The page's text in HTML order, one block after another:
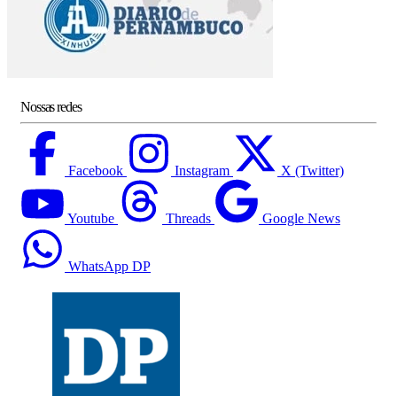
Nossas redes
Facebook Instagram X (Twitter)
Youtube Threads Google News
WhatsApp DP